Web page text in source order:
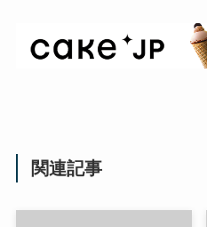
関連記事